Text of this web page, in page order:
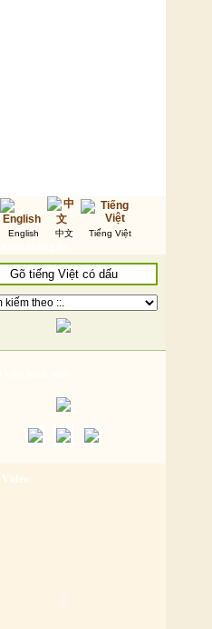
English 中文 Tiếng Việt
Video